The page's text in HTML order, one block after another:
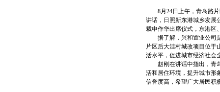
8月24日上午，青岛路片
讲话，日照新东港城乡发展
裁申作华出席仪式，东港区
据了解，兴和置业公司是
片区后大洼村城改项目位
活水平，促进城市经济社会
赵刚在讲话中指出，青岛
活和居住环境，提升城市形
信誉度高，希望广大居民积